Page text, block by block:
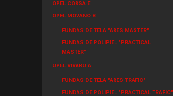
OPEL CORSA E
OPEL MOVANO B
FUNDAS DE TELA "ARES MASTER"
FUNDAS DE POLIPIEL "PRACTICAL
MASTER"
OPEL VIVARO A
FUNDAS DE TELA "ARES TRAFIC"
FUNDAS DE POLIPIEL "PRACTICAL TRAFIC"